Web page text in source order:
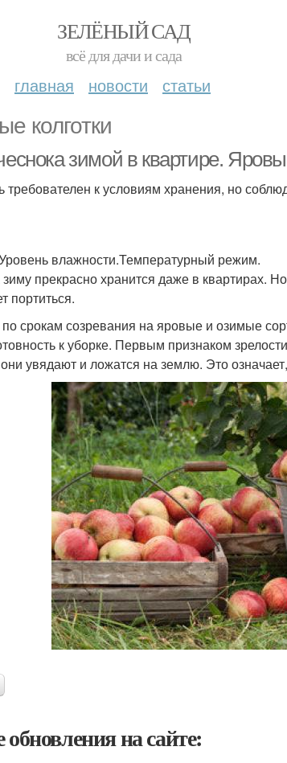
ЗЕЛЁНЫЙ САД
всё для дачи и сада
главная новости статьи
колготки
зимой в квартире.
требователен к условиям хранения, но
влажности.Температурный режим.
прекрасно хранится даже в квартирах.
портиться.
срокам созревания на яровые и озимые
к уборке. Первым признаком
увядают и ложатся на землю. Это
на сайте: